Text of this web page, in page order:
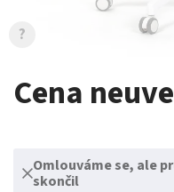
Cena
Omlouváme se, ale
skončil
?